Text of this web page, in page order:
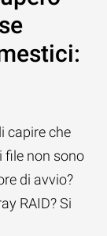
capire che
file non sono
di avvio?
RAID? Si